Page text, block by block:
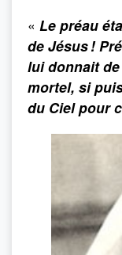
« Le préau
de Jésus !
lui donnait
mortel, si
du Ciel pour